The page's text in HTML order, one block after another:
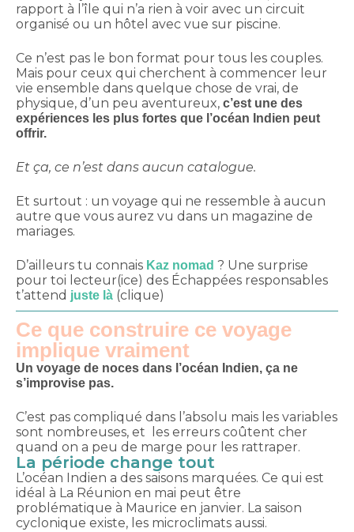
rapport à l’île qui n’a rien à voir avec un circuit
organisé ou un hôtel avec vue sur piscine.
Ce n’est pas le bon format pour tous les couples.
Mais pour ceux qui cherchent à commencer leur
vie ensemble dans quelque chose de vrai, de
physique, d’un peu aventureux, c’est une des
expériences les plus fortes que l’océan Indien peut
offrir.
Et ça, ce n’est dans aucun catalogue.
Et surtout : un voyage qui ne ressemble à aucun
autre que vous aurez vu dans un magazine de
mariages.
D’ailleurs tu connais Kaz nomad ? Une surprise
pour toi lecteur(ice) des Échappées responsables
t’attend juste là (clique)
Ce que construire ce voyage
implique vraiment
Un voyage de noces dans l’océan Indien, ça ne
s’improvise pas.
C’est pas compliqué dans l’absolu mais les variables
sont nombreuses, et les erreurs coûtent cher
quand on a peu de marge pour les rattraper.
La période change tout
L’océan Indien a des saisons marquées. Ce qui est
idéal à La Réunion en mai peut être
problématique à Maurice en janvier. La saison
cyclonique existe, les microclimats aussi.